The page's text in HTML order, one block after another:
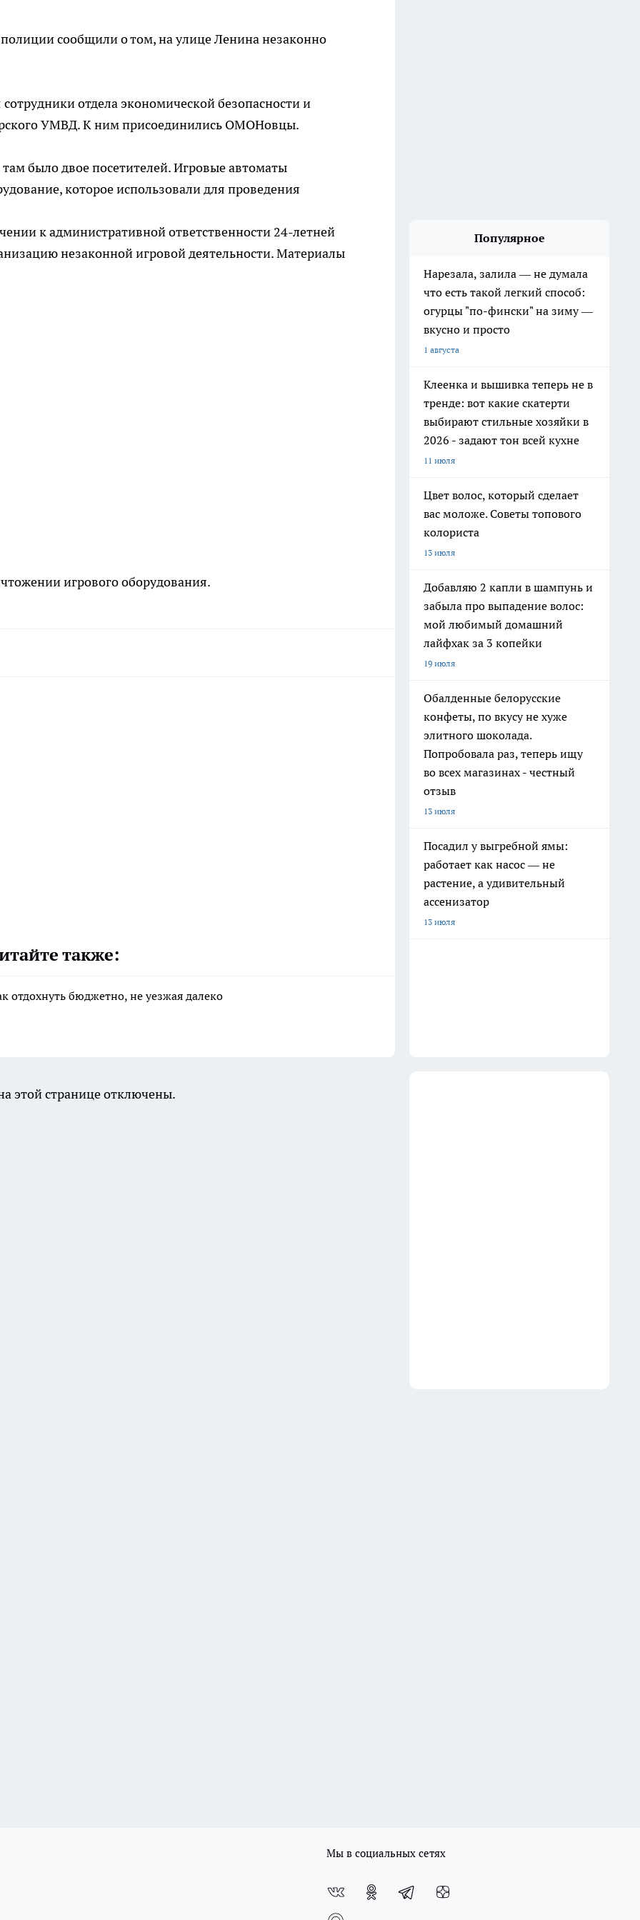
сообщили о том, на улице Ленина незаконно
сотрудники отдела экономической безопасности и
УМВД. К ним присоединились ОМОНовцы.
там было двое посетителей. Игровые автоматы
которое использовали для проведения
к административной ответственности 24-летней
незаконной игровой деятельности. Материалы
игрового оборудования.
также:
отдохнуть бюджетно, не уезжая далеко
Популярное
Нарезала, залила — не думала
что есть такой легкий способ:
огурцы "по-фински" на зиму —
вкусно и просто
1 августа
Клеенка и вышивка теперь не в
тренде: вот какие скатерти
выбирают стильные хозяйки в
2026 - задают тон всей кухне
11 июля
Цвет волос, который сделает
вас моложе. Советы топового
колориста
13 июля
Добавляю 2 капли в шампунь и
забыла про выпадение волос:
мой любимый домашний
лайфхак за 3 копейки
19 июля
Обалденные белорусские
конфеты, по вкусу не хуже
элитного шоколада.
Попробовала раз, теперь ищу
во всех магазинах - честный
отзыв
13 июля
Посадил у выгребной ямы:
работает как насос — не
растение, а удивительный
ассенизатор
13 июля
этой странице отключены.
Мы в социальных сетях